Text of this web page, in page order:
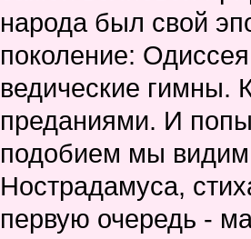
народа был свой
поколение:
ведические гимны.
преданиями. И
подобием мы видим
Нострадамуса,
первую очередь -